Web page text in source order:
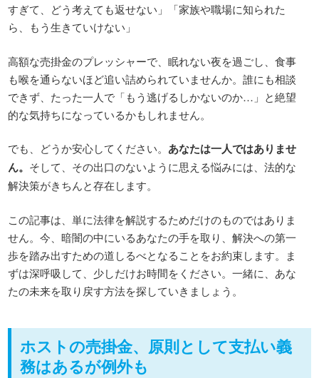
すぎて、どう考えても返せない」「家族や職場に知られた
ら、もう生きていけない」
高額な売掛金のプレッシャーで、眠れない夜を過ごし、食事
も喉を通らないほど追い詰められていませんか。誰にも相談
できず、たった一人で「もう逃げるしかないのか…」と絶望
的な気持ちになっているかもしれません。
でも、どうか安心してください。 あなたは一人ではありませ
ん。 そして、その出口のないように思える悩みには、法的な
解決策がきちんと存在します。
この記事は、単に法律を解説するためだけのものではありま
せん。今、暗闇の中にいるあなたの手を取り、解決への第一
歩を踏み出すための道しるべとなることをお約束します。ま
ずは深呼吸して、少しだけお時間をください。一緒に、あな
たの未来を取り戻す方法を探していきましょう。
ホストの売掛金、原則として支払い義
務はあるが例外も